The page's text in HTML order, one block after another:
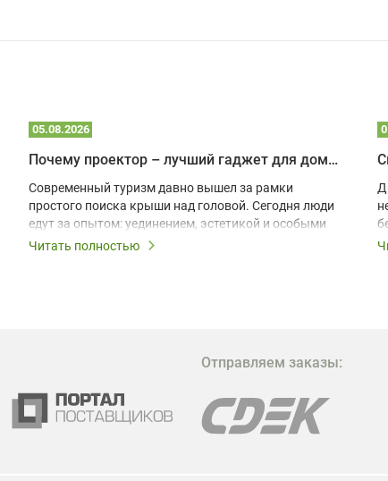
05.08.2026
Почему проектор – лучший гаджет для домика в глэмпинге
Современный туризм давно вышел за рамки
простого поиска крыши над головой. Сегодня люди
едут за опытом: уединением, эстетикой и особыми
ощущениями. Владельцы A-frame домов,
эффективных и бюджетных способов стать
проектора.
Читать полностью
Отправляем заказы: